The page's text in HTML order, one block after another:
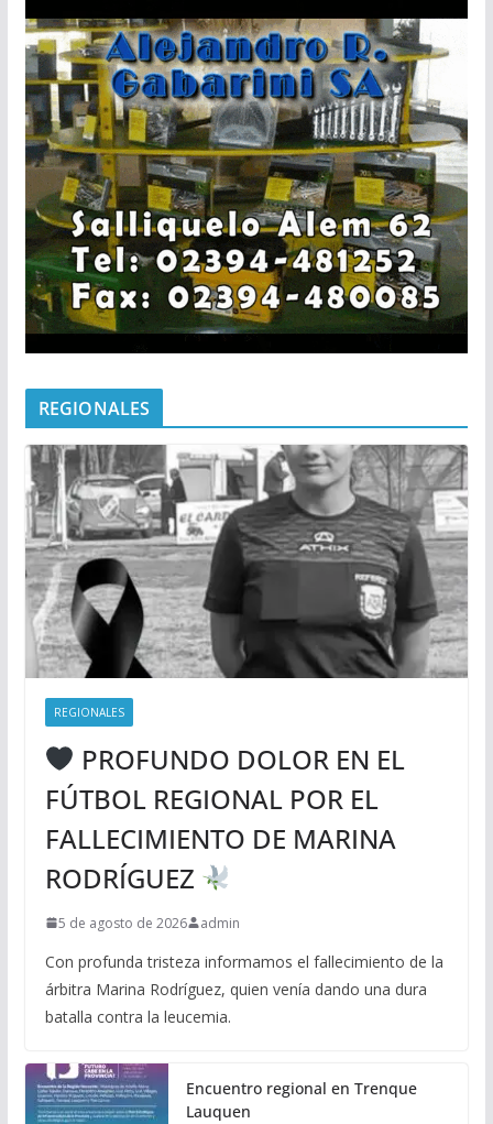
REGIONALES
REGIONALES
PROFUNDO DOLOR EN EL
FÚTBOL REGIONAL POR EL
FALLECIMIENTO DE MARINA
RODRÍGUEZ
5 de agosto de 2026 admin
Con profunda tristeza informamos el fallecimiento de la
árbitra Marina Rodríguez, quien venía dando una dura
batalla contra la leucemia.
Encuentro regional en Trenque
Lauquen